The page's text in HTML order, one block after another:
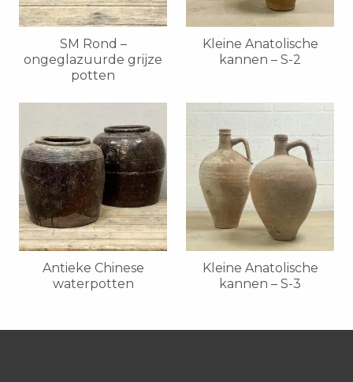
SM Rond –
ongeglazuurde grijze
potten
Kleine Anatolische
kannen – S-2
Antieke Chinese
waterpotten
Kleine Anatolische
kannen – S-3